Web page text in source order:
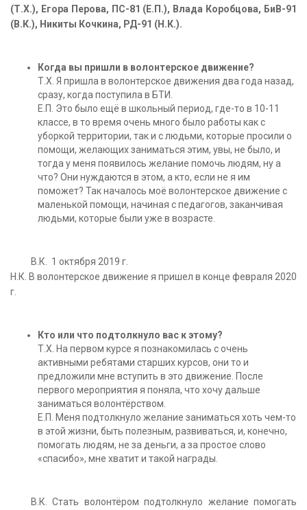
(Т.Х.), Егора Перова, ПС-81 (Е.П.), Влада Коробцова, БиВ-91
(В.К.), Никиты Кочкина, РД-91 (Н.К.).
Когда вы пришли в волонтерское движение?
Т.Х. Я пришла в волонтерское движения два года назад,
сразу, когда поступила в БТИ.
Е.П. Это было ещё в школьный период, где-то в 10-11
классе, в то время очень много было работы как с
уборкой территории, так и с людьми, которые просили о
помощи, желающих заниматься этим, увы, не было, и
тогда у меня появилось желание помочь людям, ну а
что? Они нуждаются в этом, а кто, если не я им
поможет? Так началось моё волонтерское движение с
маленькой помощи, начиная с педагогов, заканчивая
людьми, которые были уже в возрасте.
В.К. 1 октября 2019 г.
Н.К. В волонтерское движение я пришел в конце февраля 2020
г.
Кто или что подтолкнуло вас к этому?
Т.Х. На первом курсе я познакомилась с очень
активными ребятами старших курсов, они то и
предложили мне вступить в это движение. После
первого мероприятия я поняла, что хочу дальше
заниматься волонтёрством.
Е.П. Меня подтолкнуло желание заниматься хоть чем-то
в этой жизни, быть полезным, развиваться, и, конечно,
помогать людям, не за деньги, а за простое слово
«спасибо», мне хватит и такой награды.
В.К. Стать волонтёром подтолкнуло желание помогать